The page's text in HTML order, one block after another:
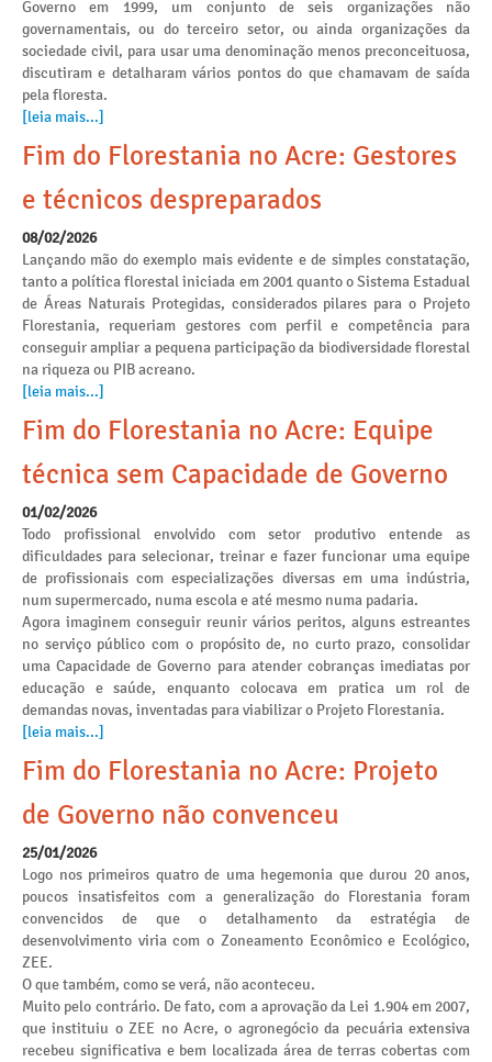
Governo em 1999, um conjunto de seis organizações não
governamentais, ou do terceiro setor, ou ainda organizações da
sociedade civil, para usar uma denominação menos preconceituosa,
discutiram e detalharam vários pontos do que chamavam de saída
pela floresta.
[leia mais...]
Fim do Florestania no Acre: Gestores
e técnicos despreparados
08/02/2026
Lançando mão do exemplo mais evidente e de simples constatação,
tanto a política florestal iniciada em 2001 quanto o Sistema Estadual
de Áreas Naturais Protegidas, considerados pilares para o Projeto
Florestania, requeriam gestores com perfil e competência para
conseguir ampliar a pequena participação da biodiversidade florestal
na riqueza ou PIB acreano.
[leia mais...]
Fim do Florestania no Acre: Equipe
técnica sem Capacidade de Governo
01/02/2026
Todo profissional envolvido com setor produtivo entende as
dificuldades para selecionar, treinar e fazer funcionar uma equipe
de profissionais com especializações diversas em uma indústria,
num supermercado, numa escola e até mesmo numa padaria.
Agora imaginem conseguir reunir vários peritos, alguns estreantes
no serviço público com o propósito de, no curto prazo, consolidar
uma Capacidade de Governo para atender cobranças imediatas por
educação e saúde, enquanto colocava em pratica um rol de
demandas novas, inventadas para viabilizar o Projeto Florestania.
[leia mais...]
Fim do Florestania no Acre: Projeto
de Governo não convenceu
25/01/2026
Logo nos primeiros quatro de uma hegemonia que durou 20 anos,
poucos insatisfeitos com a generalização do Florestania foram
convencidos de que o detalhamento da estratégia de
desenvolvimento viria com o Zoneamento Econômico e Ecológico,
ZEE.
O que também, como se verá, não aconteceu.
Muito pelo contrário. De fato, com a aprovação da Lei 1.904 em 2007,
que instituiu o ZEE no Acre, o agronegócio da pecuária extensiva
recebeu significativa e bem localizada área de terras cobertas com